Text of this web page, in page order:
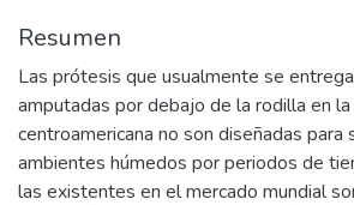
Resumen
Las prótesis que usualmente se
amputadas por debajo de la rodilla en
centroamericana no son diseñadas para
ambientes húmedos por periodos de
las existentes en el mercado mundial